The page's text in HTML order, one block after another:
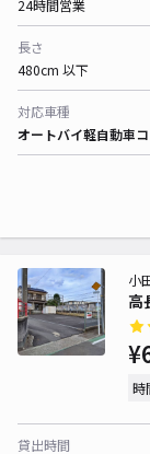
24時間営業
長さ
480cm 以下
対応車種
オートバイ軽自動車
高
小
時
貸出時間